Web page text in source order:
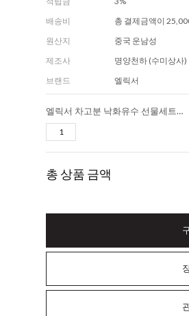
배송비
총 결제금액이
원산지
중국 운남성
제조사
명양천하 (수미상사)
브랜드
엘릭서
엘릭서 차고분 낙화유수 선물세트 A (3종 각1입, 42g)
총 상품 금액